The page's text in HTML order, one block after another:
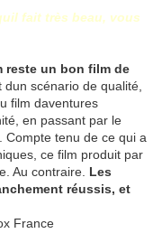
fait très beau, vous
reste un bon film de
scénario de qualité,
film daventures
en passant par le
Compte tenu de ce qui a
ce film produit par
Au contraire. Les
réussis, et